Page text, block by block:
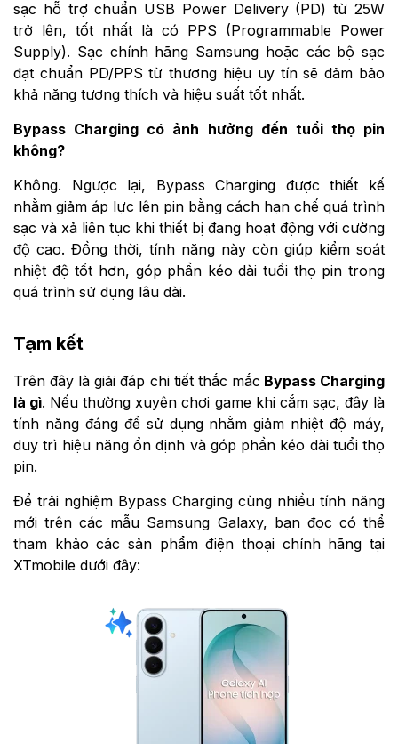
sạc hỗ trợ chuẩn USB Power Delivery (PD) từ 25W
trở lên, tốt nhất là có PPS (Programmable Power
Supply). Sạc chính hãng Samsung hoặc các bộ sạc
đạt chuẩn PD/PPS từ thương hiệu uy tín sẽ đảm bảo
khả năng tương thích và hiệu suất tốt nhất.
Bypass Charging có ảnh hưởng đến tuổi thọ pin
không?
Không. Ngược lại, Bypass Charging được thiết kế
nhằm giảm áp lực lên pin bằng cách hạn chế quá trình
sạc và xả liên tục khi thiết bị đang hoạt động với cường
độ cao. Đồng thời, tính năng này còn giúp kiểm soát
nhiệt độ tốt hơn, góp phần kéo dài tuổi thọ pin trong
quá trình sử dụng lâu dài.
Tạm kết
Trên đây là giải đáp chi tiết thắc mắc Bypass Charging
là gì. Nếu thường xuyên chơi game khi cắm sạc, đây là
tính năng đáng để sử dụng nhằm giảm nhiệt độ máy,
duy trì hiệu năng ổn định và góp phần kéo dài tuổi thọ
pin.
Để trải nghiệm Bypass Charging cùng nhiều tính năng
mới trên các mẫu Samsung Galaxy, bạn đọc có thể
tham khảo các sản phẩm điện thoại chính hãng tại
XTmobile dưới đây: